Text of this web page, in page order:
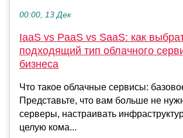
00:00, 13 Дек
IaaS vs PaaS vs SaaS: как
подходящий тип облачного
бизнеса
Что такое облачные сервисы:
Представьте, что вам больше не
серверы, настраивать
целую кома...